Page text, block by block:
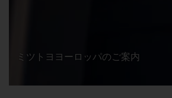
ミツトヨヨーロッパのご案内